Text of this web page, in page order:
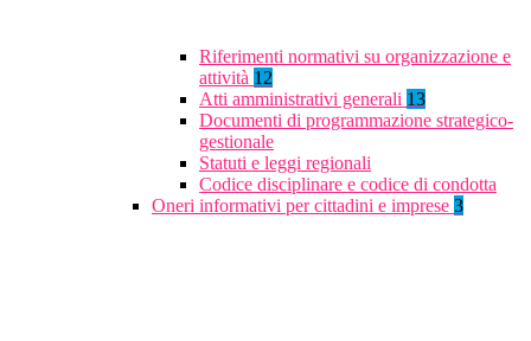
Riferimenti normativi su organizzazione e
attività 12
Atti amministrativi generali 13
Documenti di programmazione strategico-
gestionale
Statuti e leggi regionali
Codice disciplinare e codice di condotta
Oneri informativi per cittadini e imprese 3